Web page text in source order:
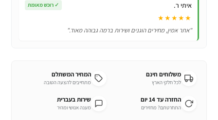
איתי ר. ✓ רוכש מאומת
★★★★★
"אתר אמין, מחירים הוגנים ושירות ברמה גבוהה מאוד."
משלוחים חינם
לכל חלקי הארץ
המחיר המשתלם
מתחייבים להצעה הטובה
החזרה עד 14 יום
התחרטתם? מחזירים
שירות בעברית
מענה אנושי ומהיר